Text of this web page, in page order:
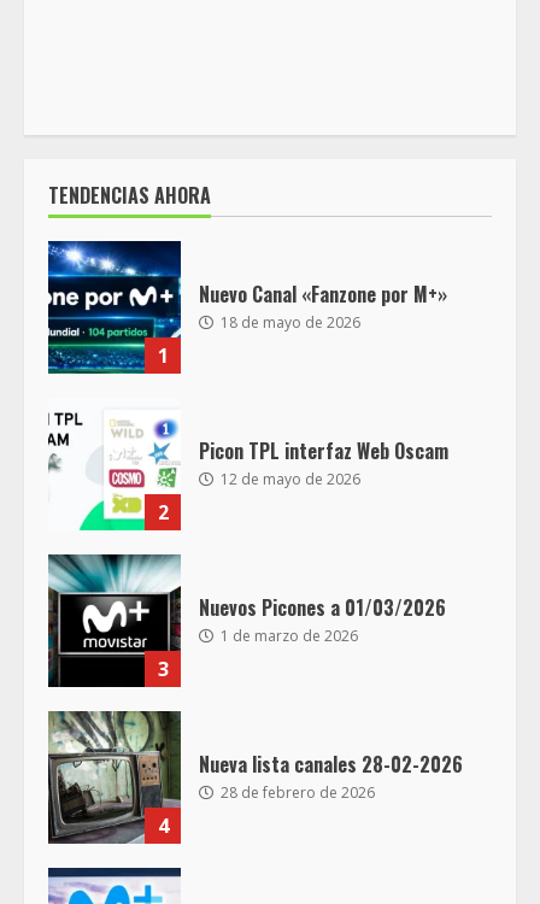
TENDENCIAS AHORA
1
Nuevo Canal «Fanzone por M+»
18 de mayo de 2026
2
Picon TPL interfaz Web Oscam
12 de mayo de 2026
3
Nuevos Picones a 01/03/2026
1 de marzo de 2026
4
Nueva lista canales 28-02-2026
28 de febrero de 2026